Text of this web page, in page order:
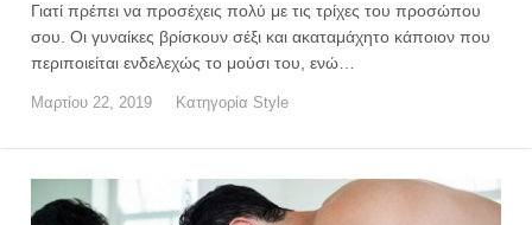
Γιατί πρέπει να προσέχεις πολύ με τις τρίχες του προσώπου
σου. Οι γυναίκες βρίσκουν σέξι και ακαταμάχητο κάποιον που
περιποιείται ενδελεχώς το μούσι του, ενώ…
Μαρτίου 22, 2019 Κατηγορία Style